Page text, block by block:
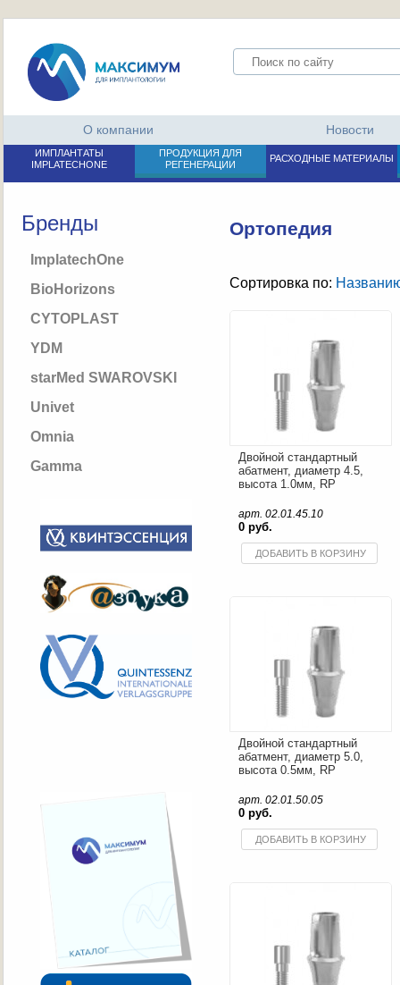
О компании Новости
ИМПЛАНТАТЫ
IMPLATECHONE
ПРОДУКЦИЯ ДЛЯ
РЕГЕНЕРАЦИИ
РАСХОДНЫЕ МАТЕРИАЛЫ
Бренды
ImplatechOne
BioHorizons
CYTOPLAST
YDM
starMed SWAROVSKI
Univet
Omnia
Gamma
Ортопедия
Сортировка по:
Двойной стандартный
абатмент, диаметр 4.5,
высота 1.0мм, RP
арт. 02.01.45.10
0 руб.
ДОБАВИТЬ В КОРЗИНУ
Двойной стандартный
абатмент, диаметр 5.0,
высота 0.5мм, RP
арт. 02.01.50.05
0 руб.
ДОБАВИТЬ В КОРЗИНУ